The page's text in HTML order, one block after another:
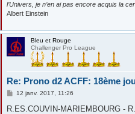
l’Univers, je n’en ai pas encore acquis la
Albert Einstein
Bleu et Rouge
Challenger Pro League
Re: Prono d2 ACFF: 18ème
M
s
12 janv. 2017, 11:26
R.ES.COUVIN-MARIEMBOURG -